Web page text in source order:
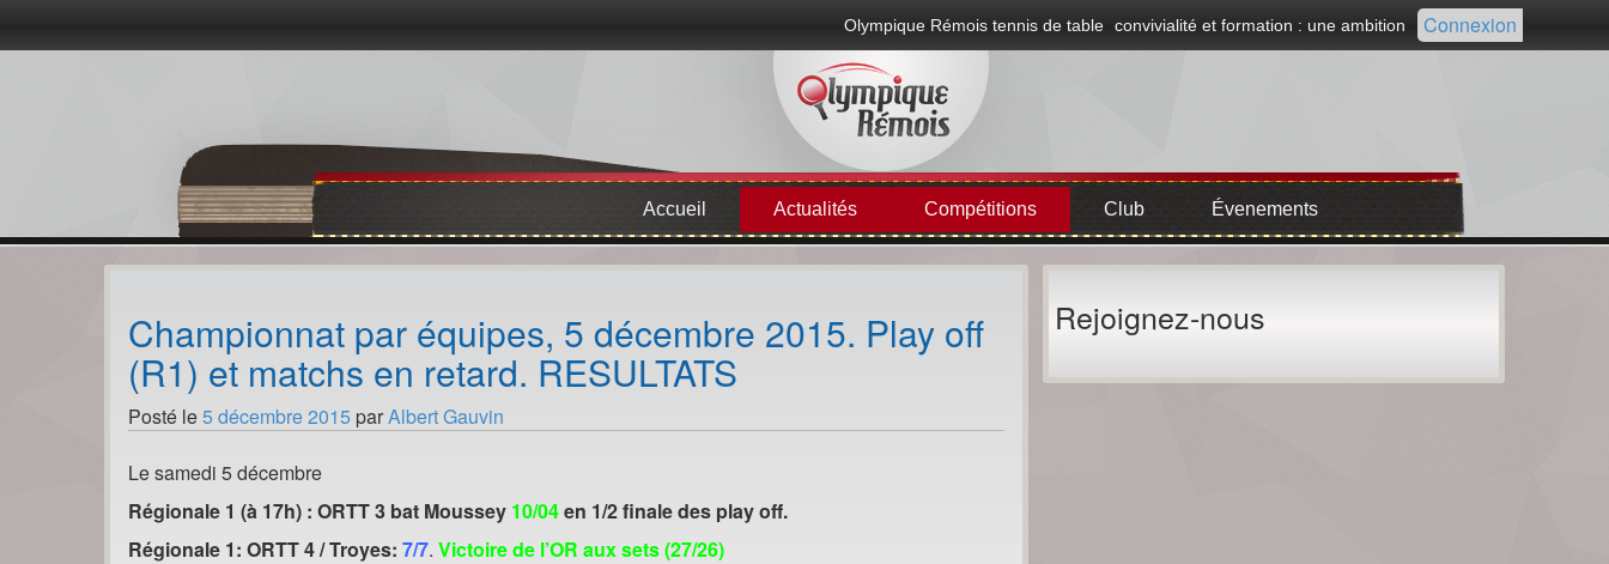
Connexion
Olympique Rémois tennis de table convivialité et formation : une ambition
Accueil Actualités Compétitions Club Évenements
Championnat par équipes, 5 décembre 2015. Play off
(R1) et matchs en retard. RESULTATS
Posté le5 décembre 2015 parAlbert Gauvin
Le samedi 5 décembre
Régionale 1 (à 17h) : ORTT 3 bat Moussey 10/04en 1/2 finale des play off.
Régionale 1: ORTT 4 / Troyes: 7/7. Victoire de l’OR aux sets (27/26)
Rejoignez-nous